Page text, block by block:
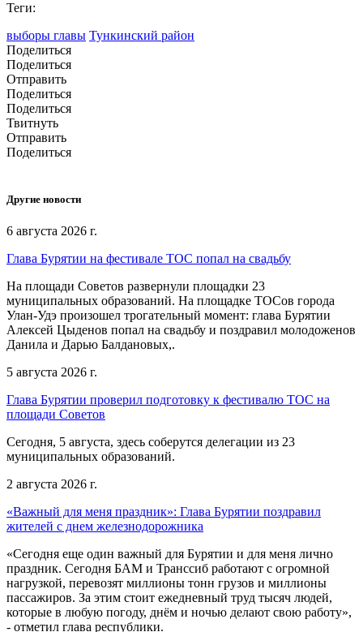
Теги:
выборы главы Тункинский район
Поделиться
Поделиться
Отправить
Поделиться
Поделиться
Твитнуть
Отправить
Поделиться
Другие новости
6 августа 2026 г.
Глава Бурятии на фестивале ТОС попал на свадьбу
На площади Советов развернули площадки 23
муниципальных образований. На площадке ТОСов города
Улан-Удэ произошел трогательный момент: глава Бурятии
Алексей Цыденов попал на свадьбу и поздравил молодоженов
Данила и Дарью Балдановых,.
5 августа 2026 г.
Глава Бурятии проверил подготовку к фестивалю ТОС на
площади Советов
Сегодня, 5 августа, здесь соберутся делегации из 23
муниципальных образований.
2 августа 2026 г.
«Важный для меня праздник»: Глава Бурятии поздравил
жителей с днем железнодорожника
«Сегодня еще один важный для Бурятии и для меня лично
праздник. Сегодня БАМ и Транссиб работают с огромной
нагрузкой, перевозят миллионы тонн грузов и миллионы
пассажиров. За этим стоит ежедневный труд тысяч людей,
которые в любую погоду, днём и ночью делают свою работу»,
- отметил глава республики.